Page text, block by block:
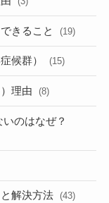
きること (19)
候群） (15)
理由 (8)
のはなぜ？
解決方法 (43)